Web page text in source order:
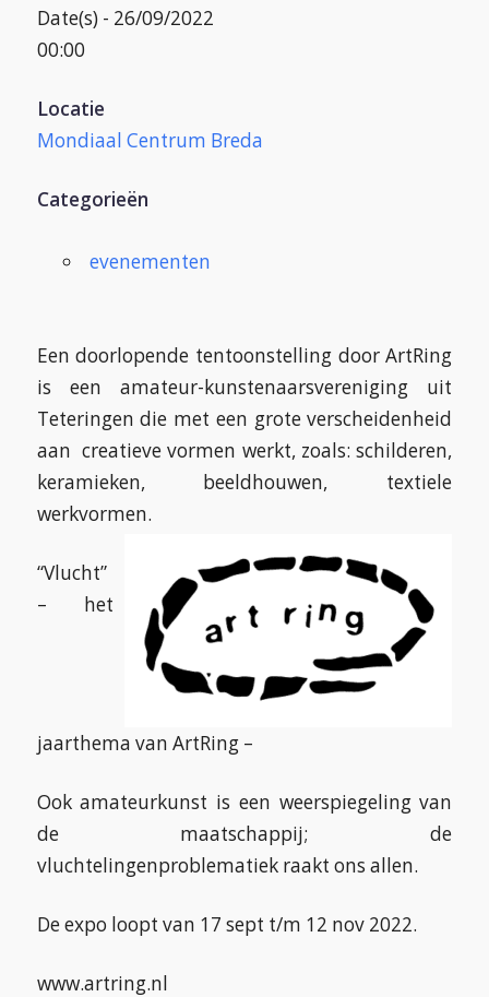
Date(s) - 26/09/2022
00:00
Locatie
Mondiaal Centrum Breda
Categorieën
evenementen
Een doorlopende tentoonstelling door ArtRing
is een amateur-kunstenaarsvereniging uit
Teteringen die met een grote verscheidenheid
aan creatieve vormen werkt, zoals: schilderen,
keramieken, beeldhouwen, textiele
werkvormen.
“Vlucht”
– het
jaarthema van ArtRing –
Ook amateurkunst is een weerspiegeling van
de maatschappij; de
vluchtelingenproblematiek raakt ons allen.
De expo loopt van 17 sept t/m 12 nov 2022.
www.artring.nl